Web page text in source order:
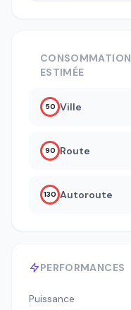
PERFORMANCES
Puissance
CONSOMMATION
ESTIMÉE
50 Ville
90 Route
130 Autoroute